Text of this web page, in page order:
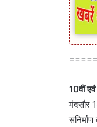
10वीं
मंदसौर